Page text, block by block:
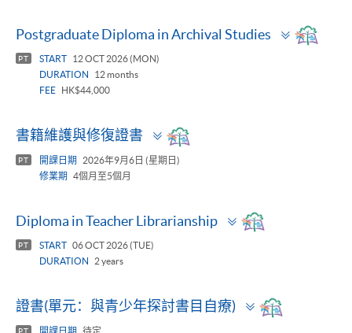
Postgraduate Diploma in Archival Studies
Toggle
panel
PT START
12 OCT 2026 (MON)
DURATION
12 months
FEE
HK$44,000
書籍維護與修復證書
Toggle
panel
PT 開課日期
2026年9月6日 (星期日)
修業期
4個月至5個月
Diploma in Teacher Librarianship
Toggle
panel
PT START 06 OCT 2026 (TUE)
DURATION
2 years
證書(單元：與青少年探討書目自療)
Toggle
panel
PT 開課日期
待定